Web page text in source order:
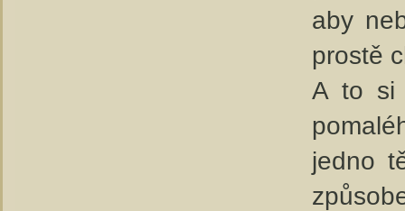
aby
prostě
A to si
jedno